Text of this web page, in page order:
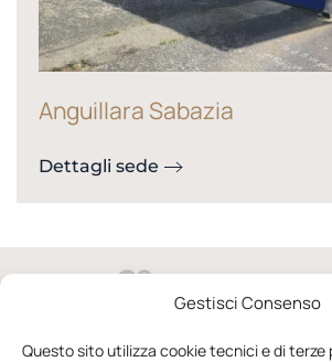
Gestisci Consenso
Questo sito utilizza cookie tecnici e di terze
Anguillara Sabazia
Dettagli sede
via Domenico Raccuini 37/41